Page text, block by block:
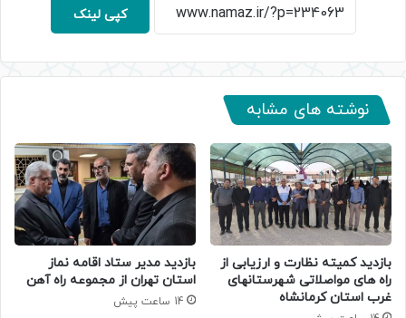
کپی لینک
نوشته های مشابه
بازدید کمیته نظارت و ارزیابی از
راه های مواصلاتی شهرستانهای
غرب استان کرمانشاه
بازدید مدیر ستاد اقامه نماز
استان تهران از مجموعه راه آهن
14 ساعت پیش